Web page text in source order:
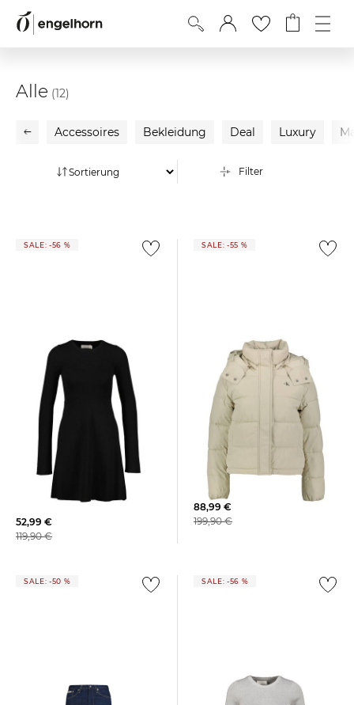
Alle (12)
Accessoires Bekleidung Deal Luxury
Filter
SALE: -56 %
Calvin Klein Jeans | Damen
Strickkleid CK INTARSIA
SWEATER DRESS
52,99 €
119,90 €
SALE: -55 %
Calvin Klein Jeans | Damen
Steppjacke
88,99 €
199,90 €
SALE: -50 % SALE: -56 %